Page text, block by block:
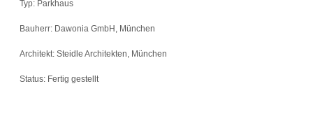
Typ: Parkhaus
Bauherr: Dawonia GmbH, München
Architekt: Steidle Architekten, München
Status: Fertig gestellt